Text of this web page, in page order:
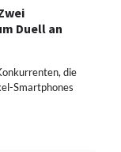
Duell an
die
Smartphones